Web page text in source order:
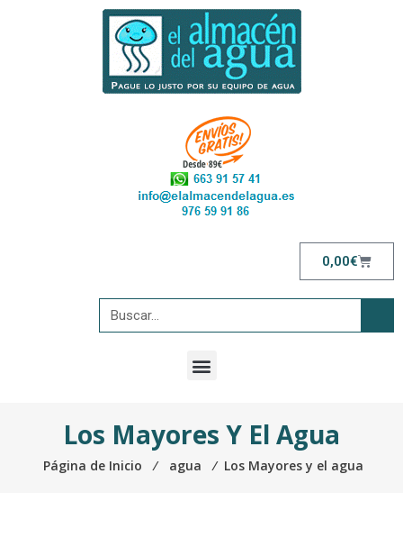
0,00€
Los Mayores Y El Agua
Página de Inicio ⁄ agua ⁄ Los Mayores y el agua